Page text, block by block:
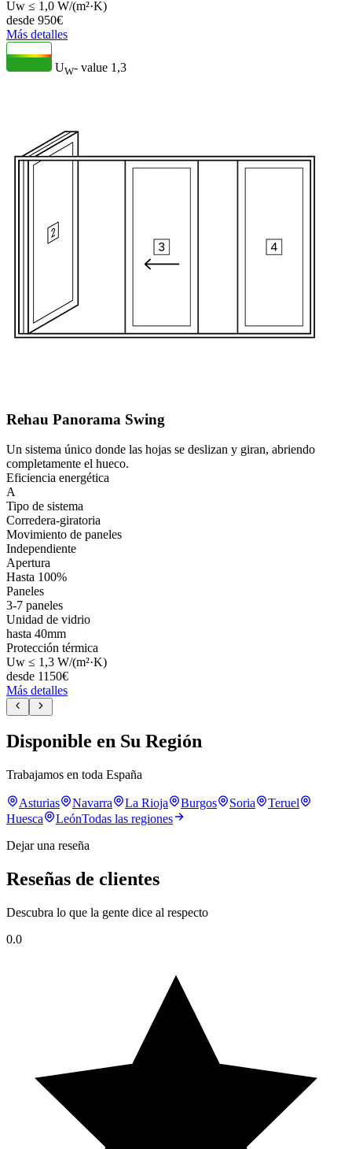
Uw ≤ 1,0 W/(m²·K)
desde 950€
Más detalles
UW- value 1,3
Rehau Panorama Swing
Un sistema único donde las hojas se deslizan y giran, abriendo
completamente el hueco.
Eficiencia energética
A
Tipo de sistema
Corredera-giratoria
Movimiento de paneles
Independiente
Apertura
Hasta 100%
Paneles
3-7 paneles
Unidad de vidrio
hasta 40mm
Protección térmica
Uw ≤ 1,3 W/(m²·K)
desde 1150€
Más detalles
Disponible en Su Región
Trabajamos en toda España
Asturias Navarra La Rioja Burgos Soria
Teruel
Huesca
LeónTodas las regiones
Dejar una reseña
Reseñas de clientes
Descubra lo que la gente dice al respecto
0.0